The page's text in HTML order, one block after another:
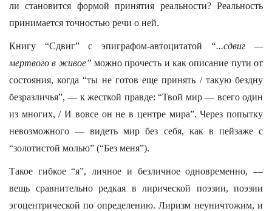
ли становится формой принятия реальности? Реальность
принимается точностью речи о ней.
Книгу “Сдвиг” с эпиграфом-автоцитатой “...сдвиг —
мертвого в живое” можно прочесть и как описание пути от
состояния, когда “ты не готов еще принять / такую бездну
безразличья”, — к жесткой правде: “Твой мир — всего один
из многих, / И вовсе он не в центре мира”. Через попытку
невозможного — видеть мир без себя, как в пейзаже с
“золотистой молью” (“Без меня”).
Такое гибкое “я”, личное и безличное одновременно, —
вещь сравнительно редкая в лирической поэзии, поэзии
эгоцентрической по определению. Лиризм неуничтожим, и